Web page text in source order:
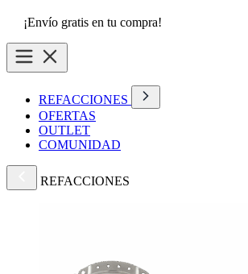
¡Envío gratis en tu compra!
REFACCIONES
OFERTAS
OUTLET
COMUNIDAD
REFACCIONES